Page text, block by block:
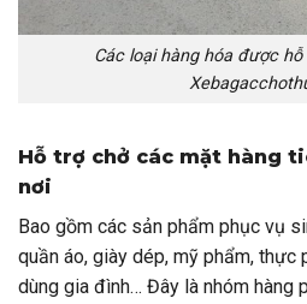
Các loại hàng hóa được
Hỗ trợ chở các mặt hàng
nơi
Bao gồm các sản phẩm phục vụ
quần áo, giày dép, mỹ phẩm, thực
dùng gia đình… Đây là nhóm hàng